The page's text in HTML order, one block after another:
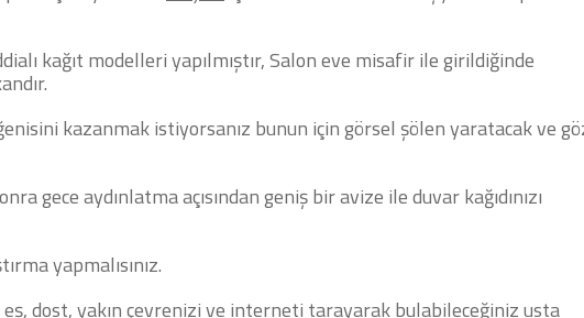
kağıt modelleri yapılmıştır, Salon eve misafir ile girildiğinde
kazanmak istiyorsanız bunun için görsel şölen yaratacak ve
gece aydınlatma açısından geniş bir avize ile duvar kağıdınızı
yapmalısınız.
eş, dost, yakın çevrenizi ve interneti tarayarak bulabileceğiniz usta